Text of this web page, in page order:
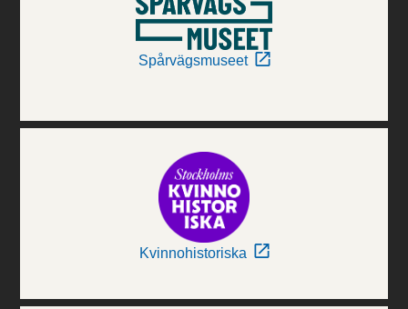
Spårvägsmuseet
Kvinnohistoriska